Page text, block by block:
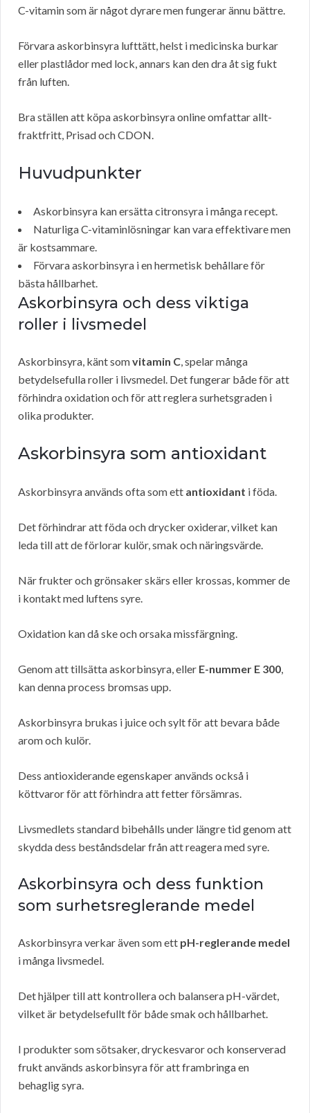
C-vitamin som är något dyrare men fungerar ännu bättre.
Förvara askorbinsyra lufttätt, helst i medicinska burkar
eller plastlådor med lock, annars kan den dra åt sig fukt
från luften.
Bra ställen att köpa askorbinsyra online omfattar allt-
fraktfritt, Prisad och CDON.
Huvudpunkter
Askorbinsyra kan ersätta citronsyra i många recept.
Naturliga C-vitaminlösningar kan vara effektivare men
är kostsammare.
Förvara askorbinsyra i en hermetisk behållare för
bästa hållbarhet.
Askorbinsyra och dess viktiga
roller i livsmedel
Askorbinsyra, känt somvitamin C, spelar många
betydelsefulla roller i livsmedel. Det fungerar både för att
förhindra oxidation och för att reglera surhetsgraden i
olika produkter.
Askorbinsyra som antioxidant
Askorbinsyra används ofta som ett antioxidant i föda.
Det förhindrar att föda och drycker oxiderar, vilket kan
leda till att de förlorar kulör, smak och näringsvärde.
När frukter och grönsaker skärs eller krossas, kommer de
i kontakt med luftens syre.
Oxidation kan då ske och orsaka missfärgning.
Genom att tillsätta askorbinsyra, eller E-nummer E 300,
kan denna process bromsas upp.
Askorbinsyra brukas i juice och sylt för att bevara både
arom och kulör.
Dess antioxiderande egenskaper används också i
köttvaror för att förhindra att fetter försämras.
Livsmedlets standard bibehålls under längre tid genom att
skydda dess beståndsdelar från att reagera med syre.
Askorbinsyra och dess funktion
som surhetsreglerande medel
Askorbinsyra verkar även som ett pH-reglerande medel
i många livsmedel.
Det hjälper till att kontrollera och balansera pH-värdet,
vilket är betydelsefullt för både smak och hållbarhet.
I produkter som sötsaker, dryckesvaror och konserverad
frukt används askorbinsyra för att frambringa en
behaglig syra.